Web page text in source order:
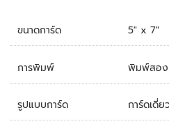
ขนาดการ์ด 5" x 7"
การพิมพ์ พิมพ์สอง
รูปแบบการ์ด การ์ดเดี่ย